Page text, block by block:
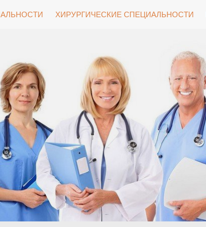
ХИРУРГИЧЕСКИЕ СПЕЦИАЛЬНОСТИ